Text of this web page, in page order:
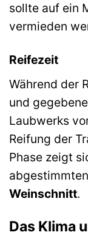
sollte auf ein
vermieden
Reifezeit
Während der
und
Laubwerks
Reifung der
Phase zeigt
abgestimmten
Weinschnitt.
Das Klima